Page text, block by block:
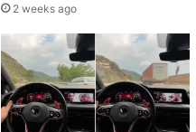
2 weeks ago